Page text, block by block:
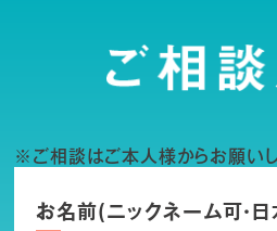
※ご相談はご本人様からお願い
お名前(ニックネーム可・